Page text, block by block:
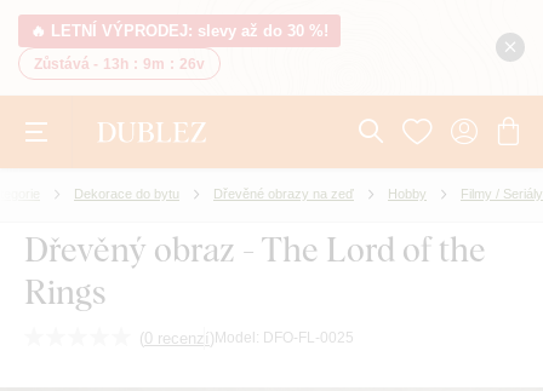
🔥 LETNÍ VÝPRODEJ: slevy až do 30 %!
Zůstává - 13h : 9m : 26v
Dekorace do bytu Dřevěné obrazy na zeď Hobby Filmy / Seriály
Dřevěný obraz - The Lord of the
Rings
(0 recenzí) Model: DFO-FL-0025